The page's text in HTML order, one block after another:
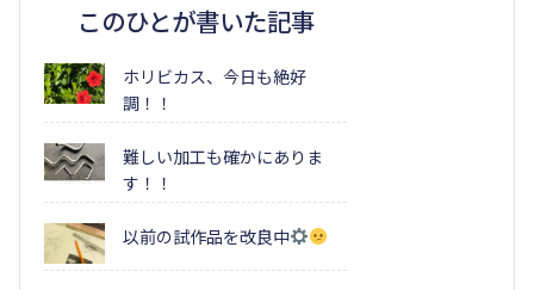
このひとが書いた記事
ホリビカス、今日も絶好
調！！
難しい加工も確かにありま
す！！
以前の試作品を改良中